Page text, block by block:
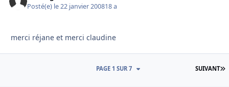
Posté(e) le 22 janvier 200818 a
merci réjane et merci claudine
SUIVANT
PAGE 1 SUR 7